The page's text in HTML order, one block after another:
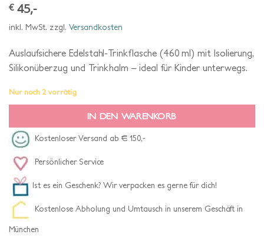
€ 45,-
inkl. MwSt. zzgl. Versandkosten
Auslaufsichere Edelstahl-Trinkflasche (460 ml) mit Isolierung,
Silikonüberzug und Trinkhalm – ideal für Kinder unterwegs.
Nur noch 2 vorrätig
IN DEN WARENKORB
Kostenloser Versand ab € 150,-
Persönlicher Service
Ist es ein Geschenk? Wir verpacken es gerne für dich!
Kostenlose Abholung und Umtausch in unserem Geschäft in
München